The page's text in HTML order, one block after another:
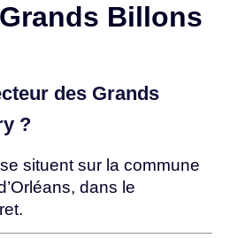
Billons
des Grands
?
situent sur la commune
dans le